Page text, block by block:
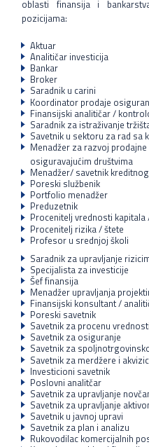
oblasti finansija i
pozicijama:
Aktuar
Analitičar investicija
Bankar
Broker
Saradnik u carini
Koordinator prodaje
Finansijski analitičar /
Saradnik za istraživanje
Savetnik u sektoru za rad sa
Menadžer za razvoj prodajne
osiguravajućim društvima
Menadžer/ savetnik
Poreski službenik
Portfolio menadžer
Preduzetnik
Procenitelj vrednosti kapitala
Procenitelj rizika / štete
Profesor u srednjoj školi
Saradnik za upravljanje
Specijalista za investicije
Šef finansija
Menadžer upravljanja
Finansijski konsultant /
Poreski savetnik
Savetnik za procenu
Savetnik za osiguranje
Savetnik za
Savetnik za merdžere i
Investicioni savetnik
Poslovni analitčar
Savetnik za upravljanje
Savetnik za upravljanje
Savetnik u javnoj upravi
Savetnik za plan i analizu
Rukovodilac komercijalnih